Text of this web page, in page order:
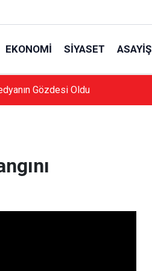
EKONOMI SIYASET ASAYIŞ
Gözdesi Oldu